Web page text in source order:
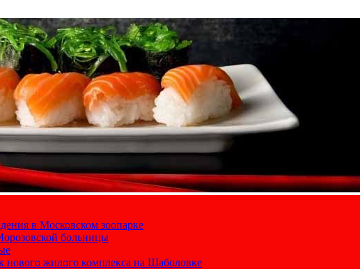
в Московском зоопарке
больницы
нового жилого комплекса на Шаболовке